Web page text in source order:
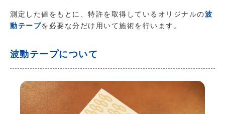
測定した値をもとに、特許を取得しているオリジナルの波
動テープを必要な分だけ用いて施術を行います。
波動テープについて